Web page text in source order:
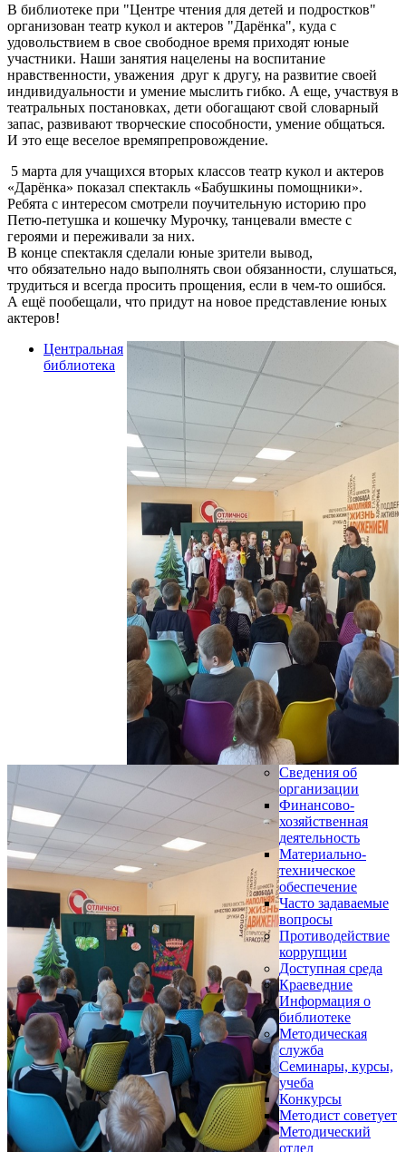
В библиотеке при "Центре чтения для детей и подростков"
организован театр кукол и актеров "Дарёнка", куда с
удовольствием в свое свободное время приходят юные
участники. Наши занятия нацелены на воспитание
нравственности, уважения друг к другу, на развитие своей
индивидуальности и умение мыслить гибко. А еще, участвуя в
театральных постановках, дети обогащают свой словарный
запас, развивают творческие способности, умение общаться.
И это еще веселое времяпрепровождение.
5 марта для учащихся вторых классов театр кукол и актеров
«Дарёнка» показал спектакль «Бабушкины помощники».
Ребята с интересом смотрели поучительную историю про
Петю-петушка и кошечку Мурочку, танцевали вместе с
героями и переживали за них.
В конце спектакля сделали юные зрители вывод,
что обязательно надо выполнять свои обязанности, слушаться,
трудиться и всегда просить прощения, если в чем-то ошибся.
А ещё пообещали, что придут на новое представление юных
актеров!
Центральная
библиотека
Сведения об
организации
Финансово-
хозяйственная
деятельность
Материально-
техническое
обеспечение
Часто задаваемые
вопросы
Противодействие
коррупции
Доступная среда
Краеведние
Информация о
библиотеке
Методическая
служба
Семинары, курсы,
учеба
Конкурсы
Методист советует
Методический
отдел